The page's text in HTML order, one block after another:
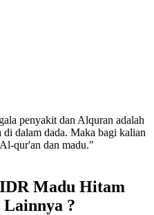
penyakit dan Alquran adalah
di dalam dada. Maka bagi kalian
qur'an dan madu."
Madu Hitam
?